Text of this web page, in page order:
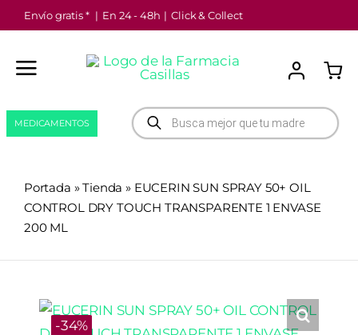
Saltar
al
contenido
Envío gratis * | En 24 - 48h | Click & Collect
Búsqueda
de
productos
MEDICAMENTOS
Portada »Tienda » EUCERIN SUN SPRAY 50+ OIL
CONTROL DRY TOUCH TRANSPARENTE 1 ENVASE
200 ML
-34%